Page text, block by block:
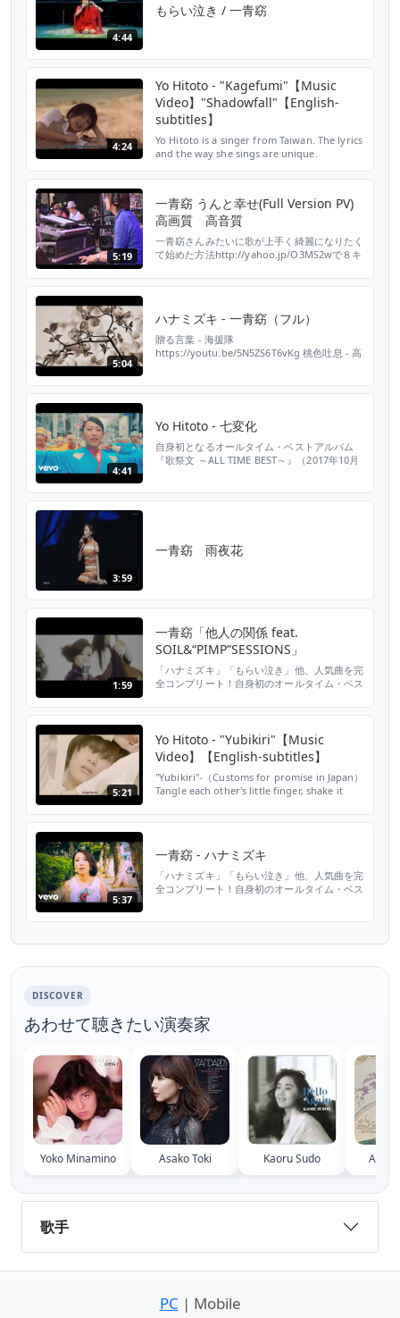
4:44
もらい泣き / 一青窈
4:24
Yo Hitoto - "Kagefumi"【Music
Video】"Shadowfall"【English-
subtitles】
Yo Hitoto is a singer from Taiwan. The lyrics
and the way she sings are unique.
5:19
一青窈 うんと幸せ(Full Version PV)
高画質 高音質
一青窈さんみたいに歌が上手く綺麗になりたく
て始めた方法http://yahoo.jp/O3MS2wで８キ
5:04
ハナミズキ - 一青窈（フル）
贈る言葉 - 海援隊
https://youtu.be/5N5ZS6T6vKg 桃色吐息 - 高
https://youtu.be/oqvhyU...
4:41
Yo Hitoto - 七変化
自身初となるオールタイム・ベストアルバム
『歌祭文 ～ALL TIME BEST～』（2017年10月
3:59
一青窈 雨夜花
1:59
一青窈「他人の関係 feat.
SOIL&“PIMP”SESSIONS」
「ハナミズキ」「もらい泣き」他、人気曲を完
全コンプリート！自身初のオールタイム・ベス
夜10時 フジテレビ系連続ドラマ「昼顔～平日
午後3時の恋人たち～」主題歌 一青窈「他人の
関係 feat. SOIL&"P...
5:21
Yo Hitoto - "Yubikiri"【Music
Video】【English-subtitles】
"Yubikiri"‐（Customs for promise in Japan）
Tangle each other's little finger, shake it
5:37
一青窈 - ハナミズキ
「ハナミズキ」「もらい泣き」他、人気曲を完
全コンプリート！自身初のオールタイム・ベス
人をつなぐ一青窈、ドキュメンタリーな「ハナ
りに母校で歌う！ ★「ヒトトウタ」特...
DISCOVER
あわせて聴きたい演奏家
Yoko Minamino Asako Toki Kaoru Sudo Aoi
歌手
PC | Mobile